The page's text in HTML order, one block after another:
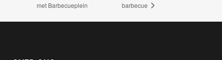
met Barbecueplein
barbecue